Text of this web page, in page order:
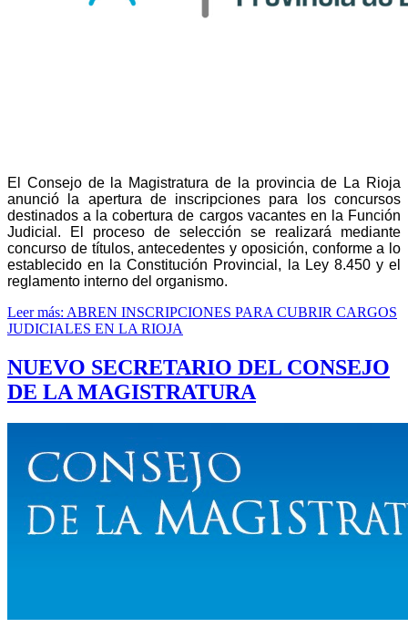
El Consejo de la Magistratura de la provincia de La Rioja
anunció la apertura de inscripciones para los concursos
destinados a la cobertura de cargos vacantes en la Función
Judicial. El proceso de selección se realizará mediante
concurso de títulos, antecedentes y oposición, conforme a lo
establecido en la Constitución Provincial, la Ley 8.450 y el
reglamento interno del organismo.
Leer más: ABREN INSCRIPCIONES PARA CUBRIR CARGOS
JUDICIALES EN LA RIOJA
NUEVO SECRETARIO DEL CONSEJO
DE LA MAGISTRATURA